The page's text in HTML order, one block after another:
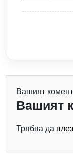
Вашият
Вашият
Трябва да